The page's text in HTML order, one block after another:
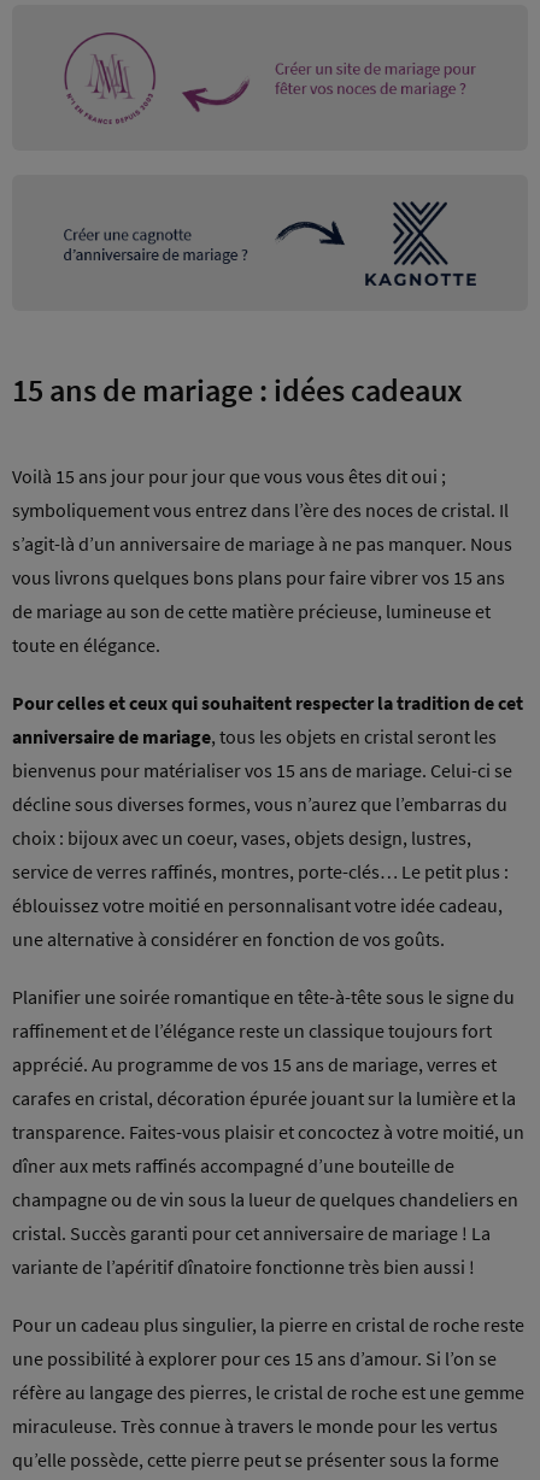
15 ans de mariage : idées cadeaux
Voilà 15 ans jour pour jour que vous vous êtes dit oui ;
symboliquement vous entrez dans l’ère des noces de cristal. Il
s’agit-là d’un anniversaire de mariage à ne pas manquer. Nous
vous livrons quelques bons plans pour faire vibrer vos 15 ans
de mariage au son de cette matière précieuse, lumineuse et
toute en élégance.
Pour celles et ceux qui souhaitent respecter la tradition de cet
anniversaire de mariage, tous les objets en cristal seront les
bienvenus pour matérialiser vos 15 ans de mariage. Celui-ci se
décline sous diverses formes, vous n’aurez que l’embarras du
choix : bijoux avec un coeur, vases, objets design, lustres,
service de verres raffinés, montres, porte-clés… Le petit plus :
éblouissez votre moitié en personnalisant votre idée cadeau,
une alternative à considérer en fonction de vos goûts.
Planifier une soirée romantique en tête-à-tête sous le signe du
raffinement et de l’élégance reste un classique toujours fort
apprécié. Au programme de vos 15 ans de mariage, verres et
carafes en cristal, décoration épurée jouant sur la lumière et la
transparence. Faites-vous plaisir et concoctez à votre moitié, un
dîner aux mets raffinés accompagné d’une bouteille de
champagne ou de vin sous la lueur de quelques chandeliers en
cristal. Succès garanti pour cet anniversaire de mariage ! La
variante de l’apéritif dînatoire fonctionne très bien aussi !
Pour un cadeau plus singulier, la pierre en cristal de roche reste
une possibilité à explorer pour ces 15 ans d’amour. Si l’on se
réfère au langage des pierres, le cristal de roche est une gemme
miraculeuse. Très connue à travers le monde pour les vertus
qu’elle possède, cette pierre peut se présenter sous la forme